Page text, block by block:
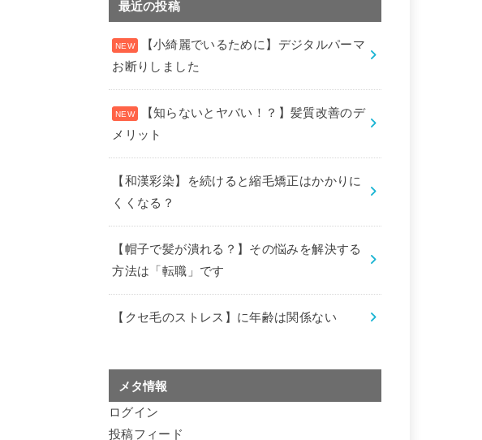
最近の投稿
【小綺麗でいるために】デジタルパーマ
お断りしました
【知らないとヤバい！？】髪質改善のデ
メリット
【和漢彩染】を続けると縮毛矯正はかかりに
くくなる？
【帽子で髪が潰れる？】その悩みを解決する
方法は「転職」です
【クセ毛のストレス】に年齢は関係ない
メタ情報
ログイン
投稿フィード